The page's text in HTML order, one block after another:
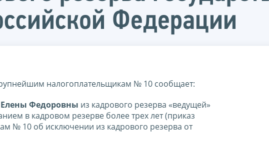
Федерации
налогоплательщикам № 10 сообщает:
Федоровны из кадрового резерва «ведущей»
в кадровом резерве более трех лет (приказ
№ 10 об исключении из кадрового резерва от